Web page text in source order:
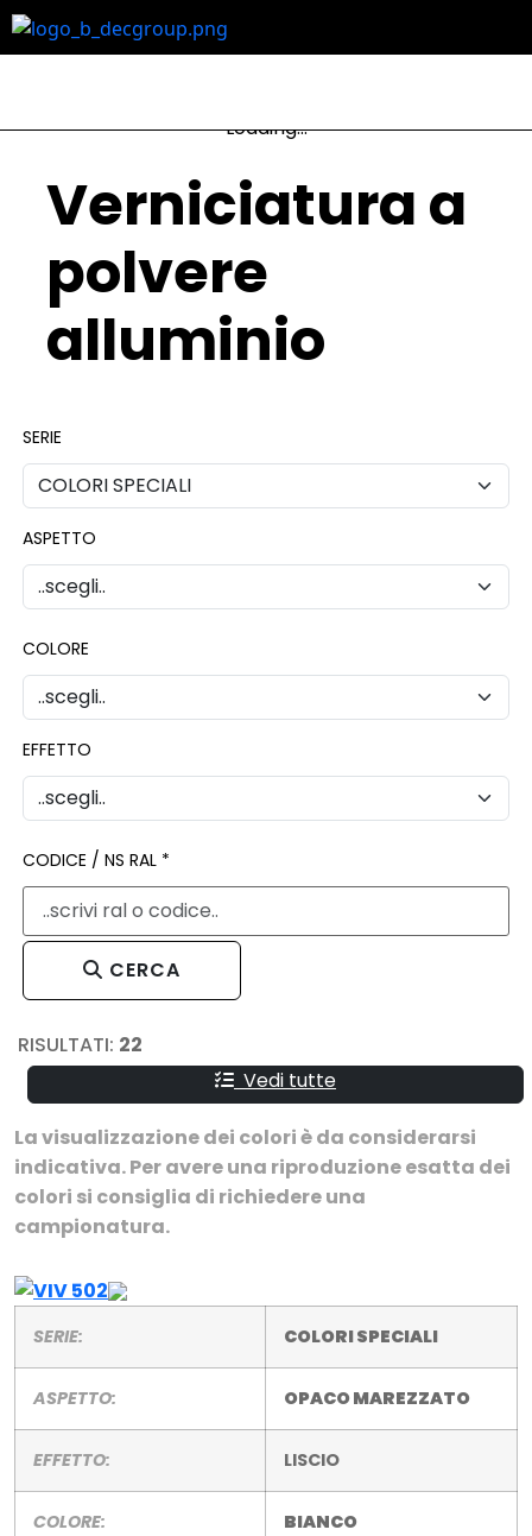
Loading...
Verniciatura a
polvere
alluminio
SERIE
ASPETTO
COLORE
EFFETTO
CODICE / NS RAL *
CERCA
RISULTATI: 22
Vedi tutte
La visualizzazione dei colori è da considerarsi
indicativa. Per avere una riproduzione esatta dei
colori si consiglia di richiedere una
campionatura.
SERIE: COLORI SPECIALI
ASPETTO: OPACO MAREZZATO
EFFETTO: LISCIO
COLORE: BIANCO